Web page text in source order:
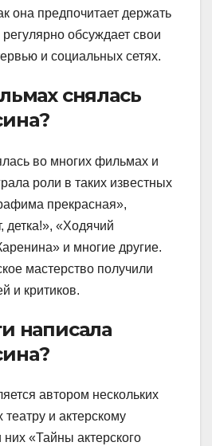
она предпочитает держать
обсуждает свои
и социальных сетях.
снялась
во многих фильмах и
роли в таких известных
прекрасная»,
«Ходячий
и многие другие.
мастерство получили
и критиков.
написала
автором нескольких
и актерскому
«Тайны актерского